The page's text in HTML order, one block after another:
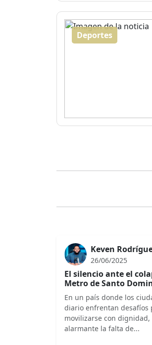
Deportes
Keven
26/06/2025
El silencio ante el
Metro de Santo
En un país donde los
diario enfrentan desafíos
movilizarse con dignidad,
alarmante la falta de...